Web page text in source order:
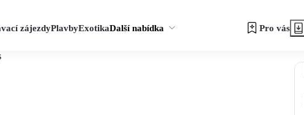
zájezdyPlavbyExotikaDalší nabídka Pro vás